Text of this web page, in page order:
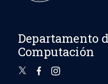
Departamento
Computación